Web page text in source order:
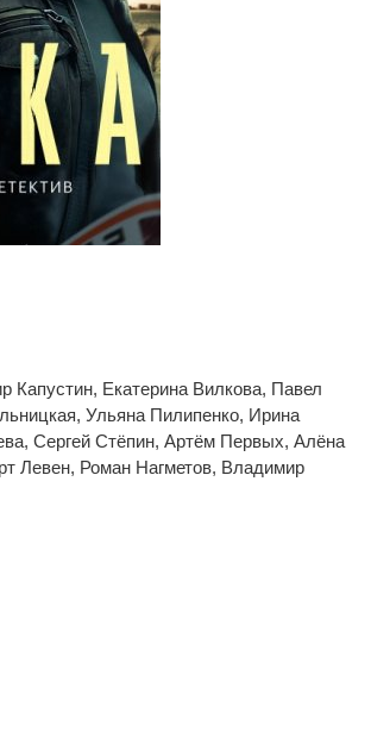
Капустин, Екатерина Вилкова, Павел
Ульяна Пилипенко, Ирина
Сергей Стёпин, Артём Первых, Алёна
Левен, Роман Нагметов, Владимир